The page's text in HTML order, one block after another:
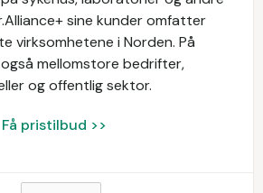
sine kunder omfatter
virksomhetene i Norden. På
mellomstore bedrifter,
og offentlig sektor.
Få pristilbud >>